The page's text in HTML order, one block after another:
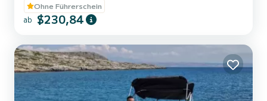
Ohne Führerschein
ab $230,84